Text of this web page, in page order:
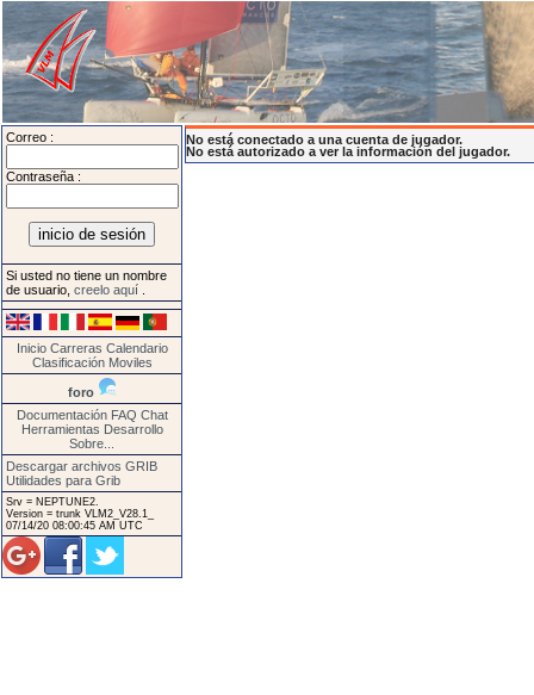
Correo :
Contraseña :
Si usted no tiene un nombre
de usuario, creelo aquí
Inicio Carreras Calendario
Clasificación Moviles
foro
Documentación FAQ Chat
Herramientas Desarrollo
Sobre...
Descargar archivos GRIB
Utilidades para Grib
Srv = NEPTUNE2.
Version = trunk VLM2_V28.1_
07/14/20 08:00:45 AM UTC
No está conectado a una cuenta de jugador.
No está autorizado a ver la información del jugador.